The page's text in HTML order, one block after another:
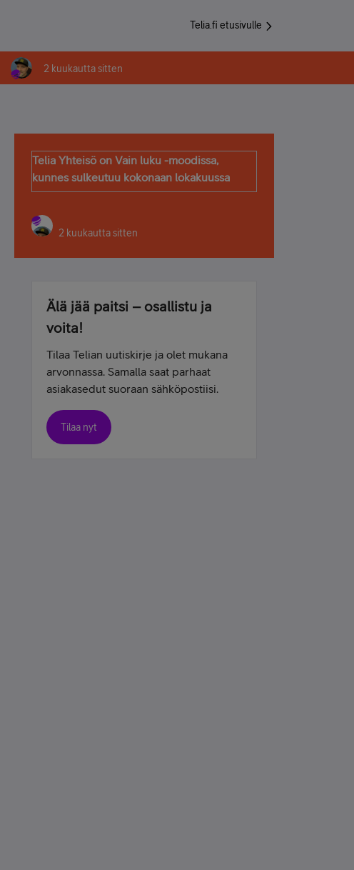
Telia.fi etusivulle
2 kuukautta sitten
Telia Yhteisö on Vain luku -moodissa,
kunnes sulkeutuu kokonaan lokakuussa
2 kuukautta sitten
Älä jää paitsi – osallistu ja
voita!
Tilaa Telian uutiskirje ja olet mukana
arvonnassa. Samalla saat parhaat
asiakasedut suoraan sähköpostiisi.
Tilaa nyt